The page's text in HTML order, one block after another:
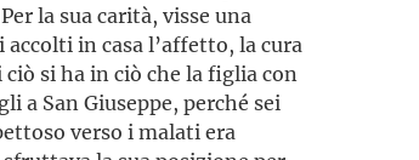
la sua carità, visse una
in casa l’affetto, la cura
si ha in ciò che la figlia con
a San Giuseppe, perché sei
verso i malati era